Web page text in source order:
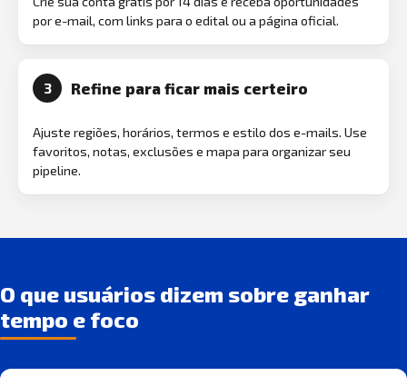
por e-mail, com links para o edital ou a página oficial.
3 Refine para ficar mais certeiro
Ajuste regiões, horários, termos e estilo dos e-mails. Use
favoritos, notas, exclusões e mapa para organizar seu
pipeline.
O que usuários dizem sobre ganhar
tempo e foco